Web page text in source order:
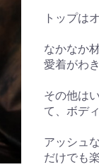
トップは
なかなか
愛着がわ
その他は
て、ボデ
アッシュ
だけでも